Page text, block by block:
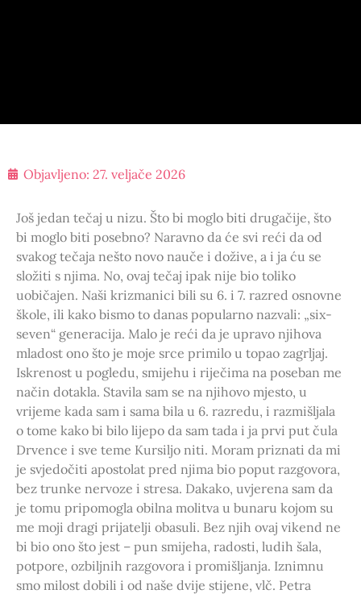
Objavljeno: 27. veljače 2026
Još jedan tečaj u nizu. Što bi moglo biti drugačije, što
bi moglo biti posebno? Naravno da će svi reći da od
svakog tečaja nešto novo nauče i dožive, a i ja ću se
složiti s njima. No, ovaj tečaj ipak nije bio toliko
uobičajen. Naši krizmanici bili su 6. i 7. razred osnovne
škole, ili kako bismo to danas popularno nazvali: „six-
seven“ generacija. Malo je reći da je upravo njihova
mladost ono što je moje srce primilo u topao zagrljaj.
Iskrenost u pogledu, smijehu i riječima na poseban me
način dotakla. Stavila sam se na njihovo mjesto, u
vrijeme kada sam i sama bila u 6. razredu, i razmišljala
o tome kako bi bilo lijepo da sam tada i ja prvi put čula
Drvence i sve teme Kursiljo niti. Moram priznati da mi
je svjedočiti apostolat pred njima bio poput razgovora,
bez trunke nervoze i stresa. Dakako, uvjerena sam da
je tomu pripomogla obilna molitva u bunaru kojom su
me moji dragi prijatelji obasuli. Bez njih ovaj vikend ne
bi bio ono što jest – pun smijeha, radosti, ludih šala,
potpore, ozbiljnih razgovora i promišljanja. Iznimnu
smo milost dobili i od naše dvije stijene, vlč. Petra